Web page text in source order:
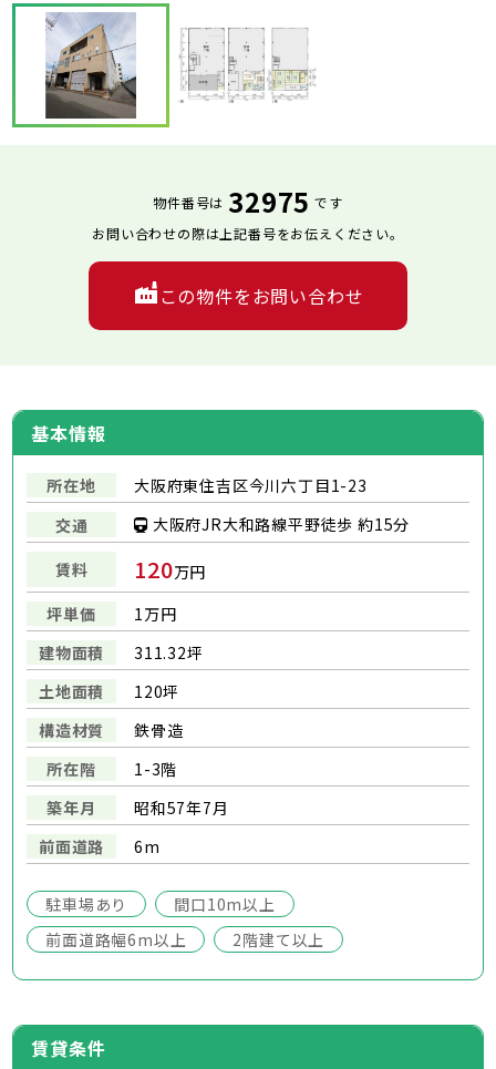
基本情報
所在地
大阪府東住吉区今川六丁目1-23
交通
大阪府JR大和路線平野徒歩 約15分
賃料 120万円
坪単価
1万円
建物面積
311.32坪
土地面積
120坪
構造材質
鉄骨造
所在階
1-3階
築年月
昭和57年7月
前面道路
6m
駐車場あり
間口10m以上
前面道路幅6m以上
2階建て以上
物件番号は 32975 です
お問い合わせの際は上記番号をお伝えください。
この物件をお問い合わせ
賃貸条件